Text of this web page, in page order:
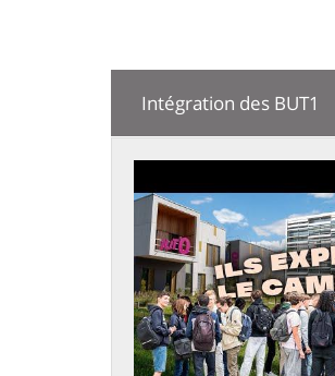
Intégration des BUT1